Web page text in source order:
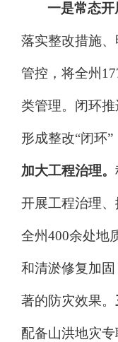
一是常态
落实整改措施
管控，将全州
类管理。闭环
形成整改“闭环”
加大工程治理。
开展工程治理
全州400余处地
和清淤修复加
著的防灾效果。
配备山洪地灾